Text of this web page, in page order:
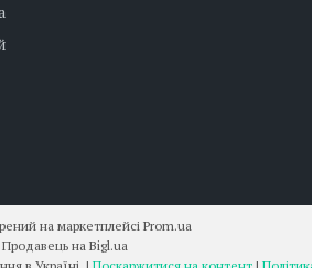
на маркетплейсіProm.ua
Продавець на Bigl.ua